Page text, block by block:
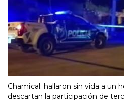
Chamical: hallaron sin vida a un
descartan la participación de